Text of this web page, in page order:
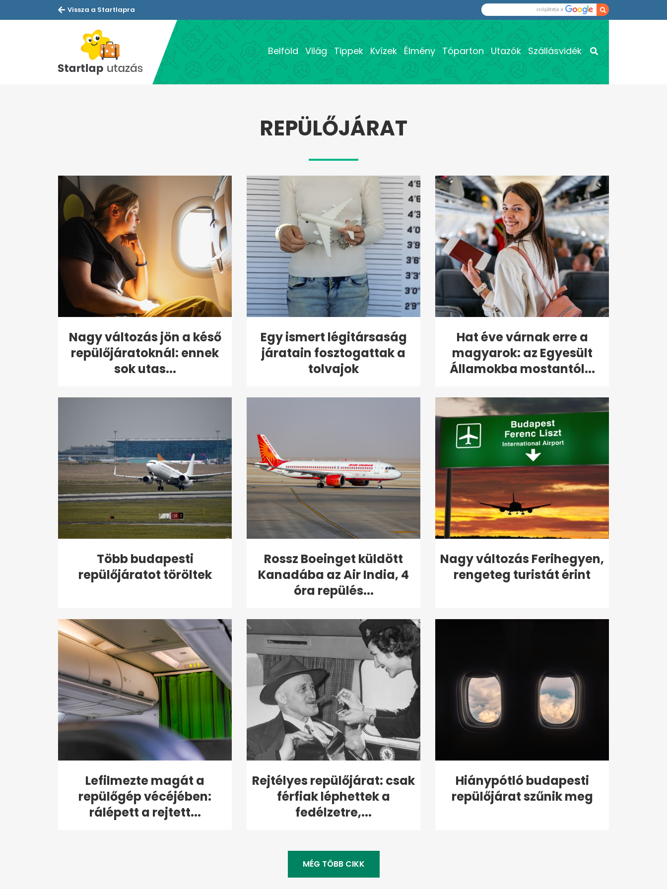
Vissza a Startlapra
Belföld Világ Tippek Kvízek Élmény Tóparton Utazók Szállásvidék
REPÜLŐJÁRAT
Nagy változás jön a késő
repülőjáratoknál: ennek
sok utas...
Egy ismert légitársaság
járatain fosztogattak a
tolvajok
Hat éve várnak erre a
magyarok: az Egyesült
Államokba mostantól...
Több budapesti
repülőjáratot töröltek
Rossz Boeinget küldött
Kanadába az Air India, 4
óra repülés...
Nagy változás Ferihegyen,
rengeteg turistát érint
Lefilmezte magát a
repülőgép vécéjében:
rálépett a rejtett...
Rejtélyes repülőjárat: csak
férfiak léphettek a
fedélzetre,...
Hiánypótló budapesti
repülőjárat szűnik meg
MÉG TÖBB CIKK